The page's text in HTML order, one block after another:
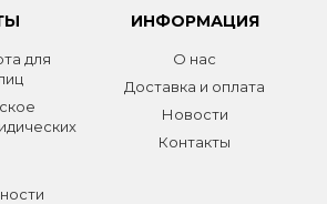
для
ИНФОРМАЦИЯ
О нас
Доставка и оплата
Новости
Контакты